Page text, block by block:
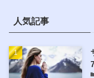
人気記事